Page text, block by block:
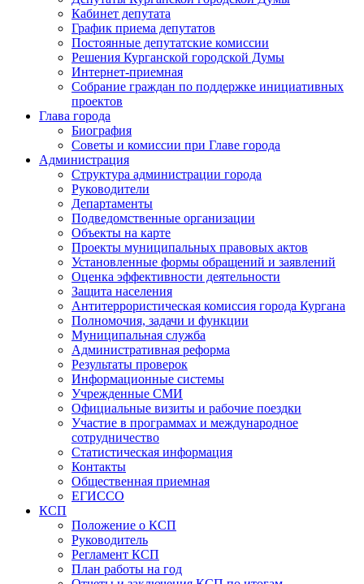
Кабинет депутата
График приема депутатов
Постоянные депутатские комиссии
Решения Курганской городской Думы
Интернет-приемная
Собрание граждан по поддержке инициативных
проектов
Глава города
Биография
Советы и комиссии при Главе города
Администрация
Структура администрации города
Руководители
Департаменты
Подведомственные организации
Объекты на карте
Проекты муниципальных правовых актов
Установленные формы обращений и заявлений
Оценка эффективности деятельности
Защита населения
Антитеррористическая комиссия города Кургана
Полномочия, задачи и функции
Муниципальная служба
Административная реформа
Результаты проверок
Информационные системы
Учрежденные СМИ
Официальные визиты и рабочие поездки
Участие в программах и международное
сотрудничество
Статистическая информация
Контакты
Общественная приемная
ЕГИССО
КСП
Положение о КСП
Руководитель
Регламент КСП
План работы на год